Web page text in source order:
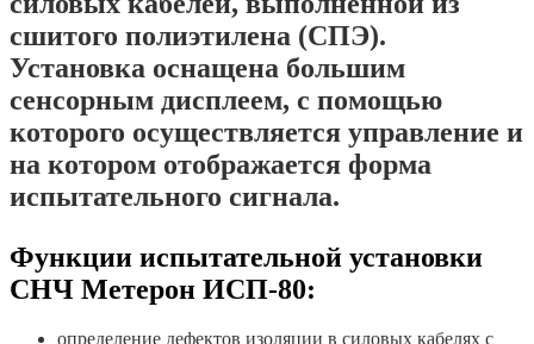
сшитого полиэтилена (СПЭ).
Установка оснащена большим
сенсорным дисплеем, с помощью
которого осуществляется управление и
на котором отображается форма
испытательного сигнала.
Функции испытательной установки
СНЧ Метерон ИСП-80:
определение дефектов изоляции в силовых кабелях с